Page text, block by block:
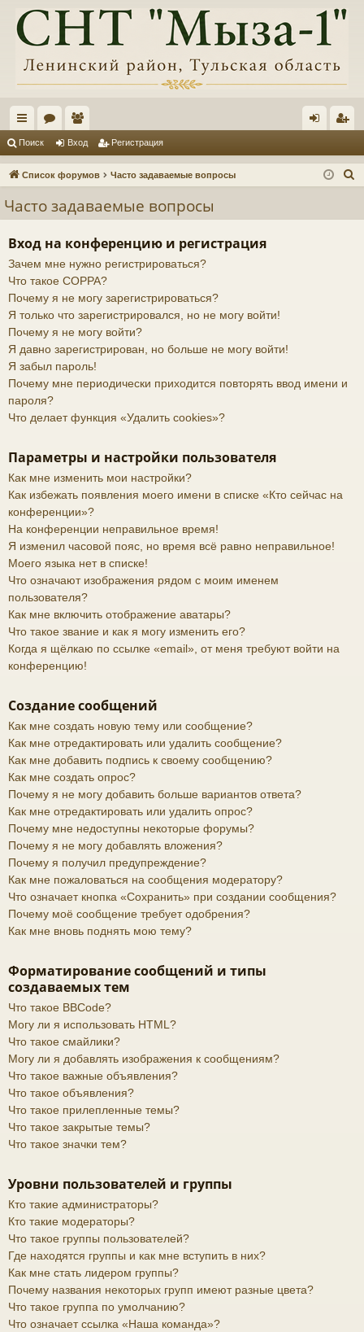
с
ы ум
ол
ьз
ат
ел
и
д ис
Поиск Вход Регистрация
Список форумов Часто задаваемые вопросы
Часто задаваемые вопросы
Вход на конференцию и регистрация
Зачем мне нужно регистрироваться?
Что такое COPPA?
Почему я не могу зарегистрироваться?
Я только что зарегистрировался, но не могу войти!
Почему я не могу войти?
Я давно зарегистрирован, но больше не могу войти!
Я забыл пароль!
Почему мне периодически приходится повторять ввод имени и
пароля?
Что делает функция «Удалить cookies»?
Параметры и настройки пользователя
Как мне изменить мои настройки?
Как избежать появления моего имени в списке «Кто сейчас на
конференции»?
На конференции неправильное время!
Я изменил часовой пояс, но время всё равно неправильное!
Моего языка нет в списке!
Что означают изображения рядом с моим именем
пользователя?
Как мне включить отображение аватары?
Что такое звание и как я могу изменить его?
Когда я щёлкаю по ссылке «email», от меня требуют войти на
конференцию!
Создание сообщений
Как мне создать новую тему или сообщение?
Как мне отредактировать или удалить сообщение?
Как мне добавить подпись к своему сообщению?
Как мне создать опрос?
Почему я не могу добавить больше вариантов ответа?
Как мне отредактировать или удалить опрос?
Почему мне недоступны некоторые форумы?
Почему я не могу добавлять вложения?
Почему я получил предупреждение?
Как мне пожаловаться на сообщения модератору?
Что означает кнопка «Сохранить» при создании сообщения?
Почему моё сообщение требует одобрения?
Как мне вновь поднять мою тему?
Форматирование сообщений и типы
создаваемых тем
Что такое BBCode?
Могу ли я использовать HTML?
Что такое смайлики?
Могу ли я добавлять изображения к сообщениям?
Что такое важные объявления?
Что такое объявления?
Что такое прилепленные темы?
Что такое закрытые темы?
Что такое значки тем?
Уровни пользователей и группы
Кто такие администраторы?
Кто такие модераторы?
Что такое группы пользователей?
Где находятся группы и как мне вступить в них?
Как мне стать лидером группы?
Почему названия некоторых групп имеют разные цвета?
Что такое группа по умолчанию?
Что означает ссылка «Наша команда»?